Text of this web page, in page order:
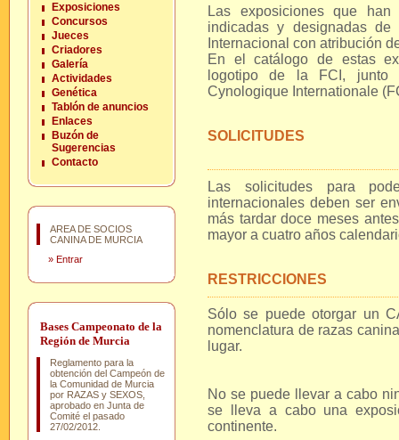
Exposiciones
Concursos
Jueces
Criadores
Galería
Actividades
Genética
Tablón de anuncios
Enlaces
Buzón de
Sugerencias
Contacto
AREA DE SOCIOS
CANINA DE MURCIA
» Entrar
Bases Campeonato de la
Región de Murcia
Reglamento para la
obtención del Campeón de
la Comunidad de Murcia
por RAZAS y SEXOS,
aprobado en Junta de
Comité el pasado
27/02/2012.
Las exposiciones que
indicadas y designadas de
Internacional con atribución
En el catálogo de estas
logotipo de la FCI, junto
Cynologique Internationale
SOLICITUDES
Las solicitudes para
internacionales deben ser
más tardar doce meses
mayor a cuatro años
RESTRICCIONES
Sólo se puede otorgar un
nomenclatura de razas
lugar.
No se puede llevar a cabo
se lleva a cabo una
continente.